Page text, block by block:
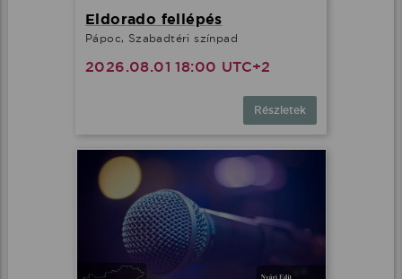
Eldorado fellépés
Pápoc, Szabadtéri színpad
2026.08.01 18:00 UTC+2
Részletek